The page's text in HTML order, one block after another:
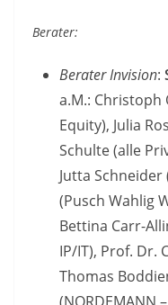
Berater:
Berater Invision:
a.M.: Christoph
Equity), Julia
Schulte (alle
Jutta Schneider
(Pusch Wahlig
Bettina Carr-
IP/IT), Prof. Dr.
Thomas